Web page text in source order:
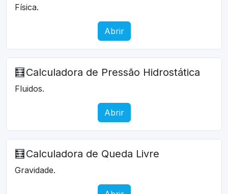
Física.
Abrir
🧮 Calculadora de Pressão Hidrostática
Fluidos.
Abrir
🧮 Calculadora de Queda Livre
Gravidade.